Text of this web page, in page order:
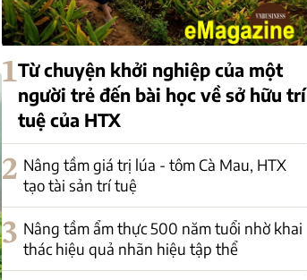
1Từ chuyện khởi nghiệp của một
người trẻ đến bài học về sở hữu trí
tuệ của HTX
2 Nâng tầm giá trị lúa - tôm Cà Mau, HTX
tạo tài sản trí tuệ
3 Nâng tầm ẩm thực 500 năm tuổi nhờ khai
thác hiệu quả nhãn hiệu tập thể